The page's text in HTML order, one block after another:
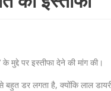
मुद्दे पर इस्तीफा देने की मांग की।
डर लगता है, क्योंकि लाल